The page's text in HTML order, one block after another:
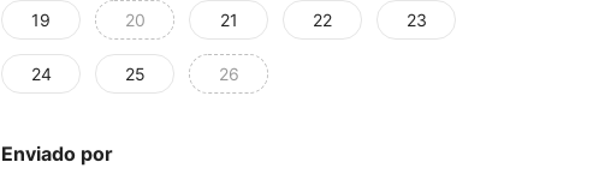
19 20 21 22 23
24 25 26
Enviado por